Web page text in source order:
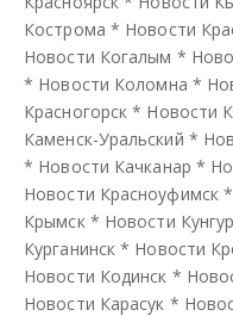
Кострома * Новости
Новости Когалым *
* Новости Коломна *
Красногорск * Новости
Каменск-Уральский *
* Новости Качканар *
Новости Красноуфимск *
Крымск * Новости Кунгур
Курганинск * Новости
Новости Кодинск *
Новости Карасук *